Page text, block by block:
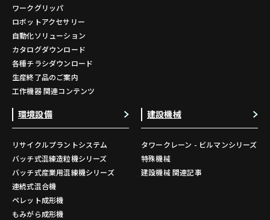
ワークグリッパ
ロボットアクセサリー
自動化ソリューション
カタログダウンロード
各種チラシダウンロード
生産終了品のご案内
工作機器 関連コンテンツ
環境設備
リサイクルプラントシステム
バッチ式混練造粒機シリーズ
バッチ式産業用混練機シリーズ
連続式混合機
ペレット成形機
もみがら成形機
建設機械
タワークレーン - ビルマンシリーズ
特殊機械
建設機械 関連記事